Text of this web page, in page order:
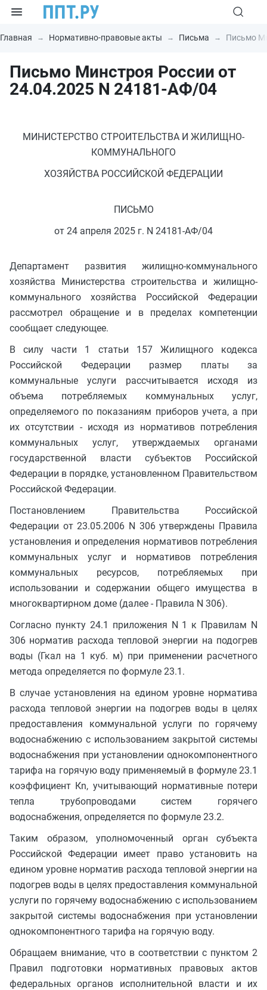
Главная Нормативно-правовые акты Письма Письмо
Письмо Минстроя России от
24.04.2025 N 24181-АФ/04
МИНИСТЕРСТВО СТРОИТЕЛЬСТВА И ЖИЛИЩНО-
КОММУНАЛЬНОГО
ХОЗЯЙСТВА РОССИЙСКОЙ ФЕДЕРАЦИИ
ПИСЬМО
от 24 апреля 2025 г. N 24181-АФ/04
Департамент развития жилищно-коммунального
хозяйства Министерства строительства и жилищно-
коммунального хозяйства Российской Федерации
рассмотрел обращение и в пределах компетенции
сообщает следующее.
В силу части 1 статьи 157 Жилищного кодекса
Российской Федерации размер платы за
коммунальные услуги рассчитывается исходя из
объема потребляемых коммунальных услуг,
определяемого по показаниям приборов учета, а при
их отсутствии - исходя из нормативов потребления
коммунальных услуг, утверждаемых органами
государственной власти субъектов Российской
Федерации в порядке, установленном Правительством
Российской Федерации.
Постановлением Правительства Российской
Федерации от 23.05.2006 N 306 утверждены Правила
установления и определения нормативов потребления
коммунальных услуг и нормативов потребления
коммунальных ресурсов, потребляемых при
использовании и содержании общего имущества в
многоквартирном доме (далее - Правила N 306).
Согласно пункту 24.1 приложения N 1 к Правилам N
306 норматив расхода тепловой энергии на подогрев
воды (Гкал на 1 куб. м) при применении расчетного
метода определяется по формуле 23.1.
В случае установления на едином уровне норматива
расхода тепловой энергии на подогрев воды в целях
предоставления коммунальной услуги по горячему
водоснабжению с использованием закрытой системы
водоснабжения при установлении однокомпонентного
тарифа на горячую воду применяемый в формуле 23.1
коэффициент Кn, учитывающий нормативные потери
тепла трубопроводами систем горячего
водоснабжения, определяется по формуле 23.2.
Таким образом, уполномоченный орган субъекта
Российской Федерации имеет право установить на
едином уровне норматив расхода тепловой энергии на
подогрев воды в целях предоставления коммунальной
услуги по горячему водоснабжению с использованием
закрытой системы водоснабжения при установлении
однокомпонентного тарифа на горячую воду.
Обращаем внимание, что в соответствии с пунктом 2
Правил подготовки нормативных правовых актов
федеральных органов исполнительной власти и их